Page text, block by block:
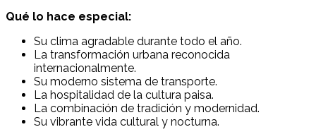
Qué lo hace especial:
Su clima agradable durante todo el año.
La transformación urbana reconocida
internacionalmente.
Su moderno sistema de transporte.
La hospitalidad de la cultura paisa.
La combinación de tradición y modernidad.
Su vibrante vida cultural y nocturna.